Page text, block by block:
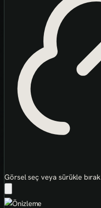
Görsel seç veya sürükle bırak